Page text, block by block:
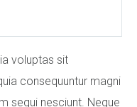
voluptas sit
consequuntur magni
sequi nesciunt. Neque